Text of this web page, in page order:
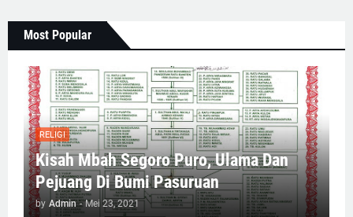
Most Popular
RELIGI
Kisah Mbah Segoro Puro, Ulama Dan
Pejuang Di Bumi Pasuruan
by Admin - Mei 23, 2021